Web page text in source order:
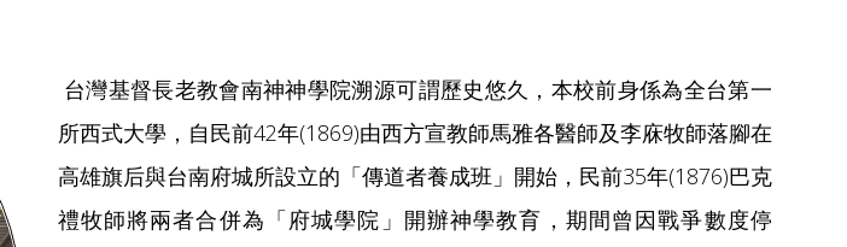
台灣基督長老教會南神神學院溯源可謂歷史悠久，本校前身係為全台第一
所西式大學，自民前42年(1869)由西方宣教師馬雅各醫師及李庥牧師落腳在
高雄旗后與台南府城所設立的「傳道者養成班」開始，民前35年(1876)巴克
禮牧師將兩者合併為「府城學院」開辦神學教育，期間曾因戰爭數度停